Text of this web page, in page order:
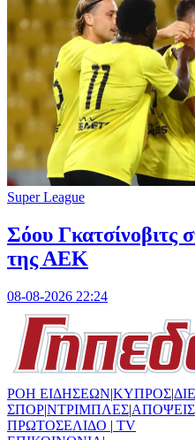
Super League
Σόου Γκατσίνοβιτς
της ΑΕΚ
08-08-2026 22:24
ΡΟΗ ΕΙΔΗΣΕΩΝ|ΚΥΠΡΟΣ|
ΣΠΟΡ|ΝΤΡΙΜΠΛΕΣ|ΑΠΟΨΕΙΣ
ΠΡΩΤΟΣΕΛΙΔΟ | TV